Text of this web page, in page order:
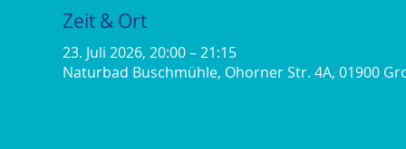
Zeit & Ort
23. Juli 2026, 20:00 – 21:15
Naturbad Buschmühle, Ohorner Str. 4A, 01900